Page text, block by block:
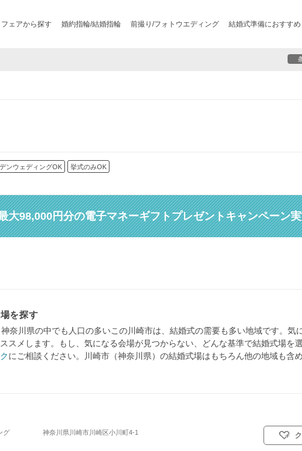
フェアから探す 婚約指輪/結婚指輪 前撮り/フォトウエディング 結婚式準備におすすめ
ンウェディングOK 挙式のみOK
大98,000円分の電子マネーギフトプレゼントキャンペーン
を探す
奈川県の中でも人口の多いこの川崎市は、結婚式の需要も多い地域です。気
スメします。もし、気になる会場が見つからない、どんな基準で結婚式場を
にご相談ください。川崎市（神奈川県）の結婚式場はもちろん他の地域も含
グ 神奈川県川崎市川崎区小川町4-1